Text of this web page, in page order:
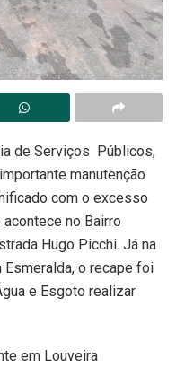
de Serviços Públicos,
manutenção
com o excesso
acontece no Bairro
Hugo Picchi. Já na
Esmeralda, o recape foi
e Esgoto realizar
em Louveira